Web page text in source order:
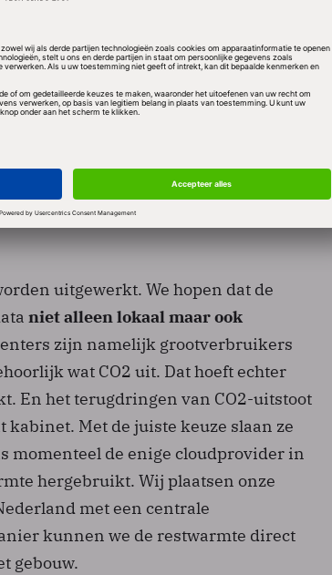
risico's met zich mee, zoals
Amerikaanse inlichtingendienst. De
opslaan van data in de cloud. Er zijn
het initiatief PublicSpaces en een
een Europees alternatief. Het is
lokaal, maar ook milieuvriendelijk data
uitgewerkt. We hopen dat de
niet alleen lokaal maar ook
zijn namelijk grootverbruikers
wat CO2 uit. Dat hoeft echter
En het terugdringen van CO2-uitstoot
Met de juiste keuze slaan ze
momenteel de enige cloudprovider in
hergebruikt. Wij plaatsen onze
met een centrale
kunnen we de restwarmte direct
gebouw.